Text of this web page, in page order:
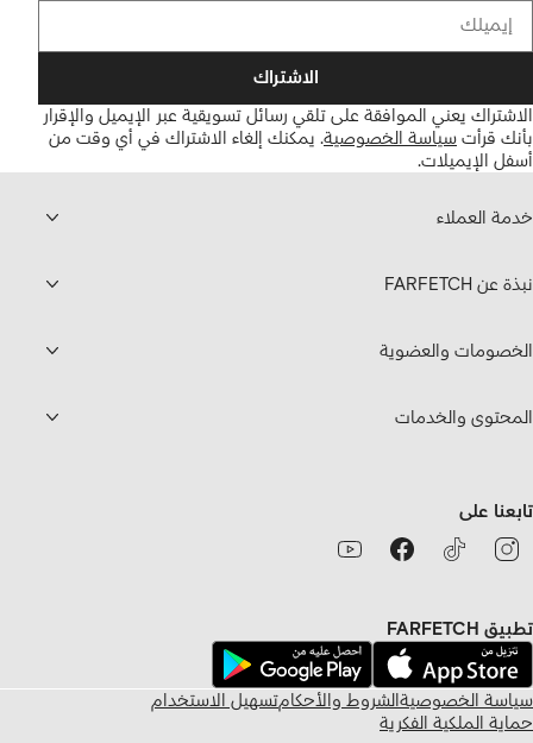
الاشتراك
الاشتراك يعني الموافقة على تلقي رسائل تسويقية عبر الإيميل والإقرار
بأنك قرأت سياسة الخصوصية. يمكنك إلغاء الاشتراك في أي وقت من
أسفل الإيميلات.
خدمة العملاء
نبذة عن FARFETCH
الخصومات والعضوية
المحتوى والخدمات
تابعنا على
تطبيق FARFETCH
سياسة الخصوصيةالشروط والأحكامتسهيل الاستخدام
حماية الملكية الفكرية